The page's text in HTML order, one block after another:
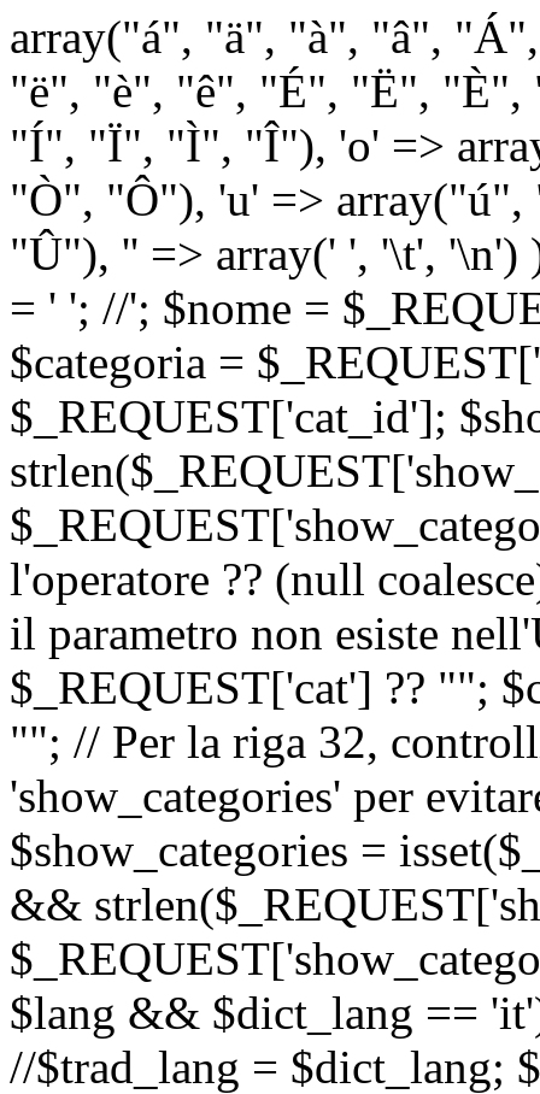
array("á", "ä", "à", "â",
"ë", "è", "ê", "É", "Ë",
"Í", "Ï", "Ì", "Î"), 'o' =>
"Ò", "Ô"), 'u' =>
"Û"), '' => array(' ', '\t',
= ' '; //'; $nome =
$categoria =
$_REQUEST['cat_id'];
l'operatore ?? (null
il parametro non esiste
$_REQUEST['cat'] ?? "";
""; // Per la riga 32,
'show_categories' per
$show_categories =
&&
$lang && $dict_lang ==
//$trad_lang = $dict_lang;